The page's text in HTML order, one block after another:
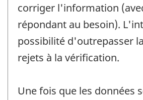
corriger l'information
répondant au besoin).
possibilité d'outrepasser
rejets à la vérification.
Une fois que les données